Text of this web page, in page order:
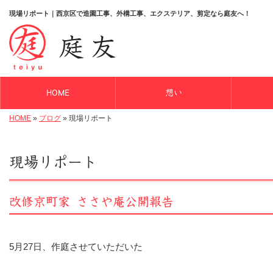
現場リポート｜西京区で造園工事、外構工事、エクステリア、剪定なら庭友へ！
HOME 想い
HOME » ブログ » 現場リポート
現場リポート
改修京町家 ささや庵公開報告
5月27日、作庭させていただいた